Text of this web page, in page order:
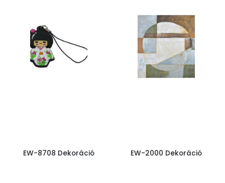
EW-8708 Dekoráció EW-2000 Dekoráció